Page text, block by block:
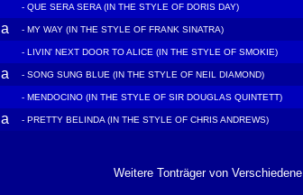
- QUE SERA SERA (IN THE STYLE OF DORIS DAY)
a - MY WAY (IN THE STYLE OF FRANK SINATRA)
- LIVIN' NEXT DOOR TO ALICE (IN THE STYLE OF SMOKIE)
a - SONG SUNG BLUE (IN THE STYLE OF NEIL DIAMOND)
- MENDOCINO (IN THE STYLE OF SIR DOUGLAS QUINTETT)
a - PRETTY BELINDA (IN THE STYLE OF CHRIS ANDREWS)
Weitere Tonträger von Verschiedene